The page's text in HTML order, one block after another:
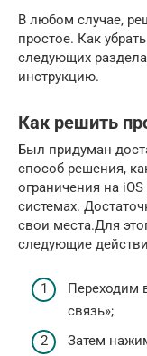
В любом случае,
простое. Как
следующих
инструкцию.
Как решить
Был придуман
способ решения,
ограничения на
системах.
свои места.Для
следующие
Переходим
связь»;
Затем